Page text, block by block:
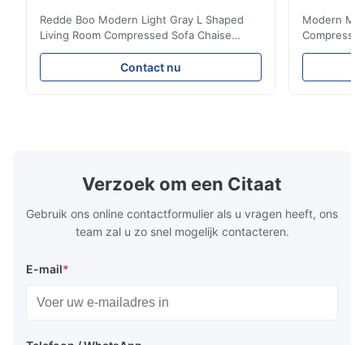
Redde Boo Modern Light Gray L Shaped
Living Room Compressed Sofa Chaise
Lounge Product Overview High resilience
soft sectional sofa designed for small
spaces, featuring a contemporary light gray
Contact nu
Modern
Room
Verzoek om een Citaat
Gebruik ons online contactformulier als u vragen heeft, ons
team zal u zo snel mogelijk contacteren.
E-mail*